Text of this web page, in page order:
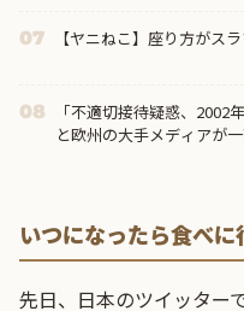
07 【ヤニねこ】座り方がス
08
「不適切接待疑惑、2002
と欧州の大手メディアが一
いつになったら食べ
先日、日本のツイッター